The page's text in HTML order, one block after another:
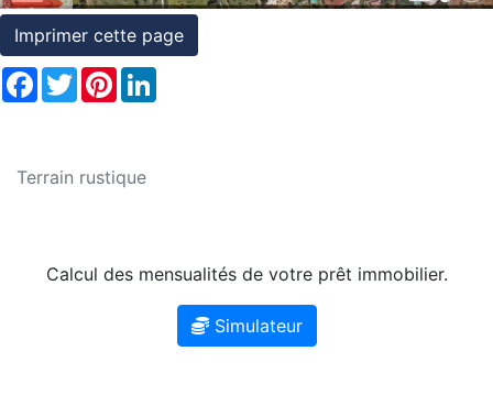
Conseils
Juridiques
Imprimer cette page
Facebook
TwitterPinterest
Terrain rustique
Calcul des mensualités de votre prêt immobilier.
Simulateur